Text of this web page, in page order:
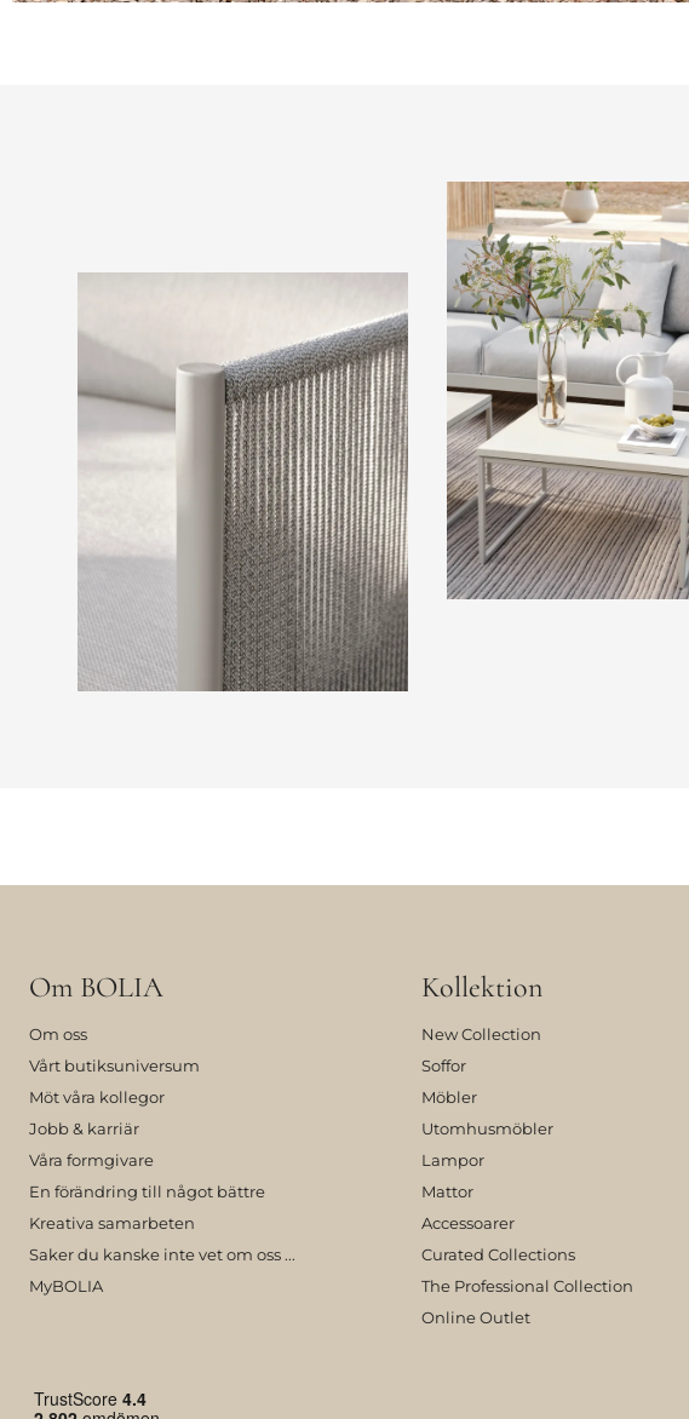
Om BOLIA
Om oss
Vårt butiksuniversum
Möt våra kollegor
Jobb & karriär
Våra formgivare
En förändring till något bättre
Kreativa samarbeten
Saker du kanske inte vet om oss ...
MyBOLIA
Kollektion
New Collection
Soffor
Möbler
Utomhusmöbler
Lampor
Mattor
Accessoarer
Curated Collections
The Professional Collection
Online Outlet